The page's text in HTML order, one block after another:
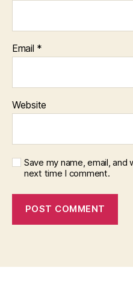
Email *
Website
Save my name, email,
next time I comment.